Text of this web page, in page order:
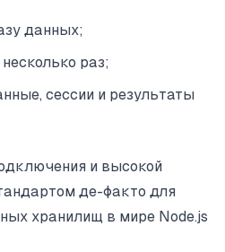
данных;
раз;
сессии и результаты
и высокой
де-факто для
хранилищ в мире Node.js